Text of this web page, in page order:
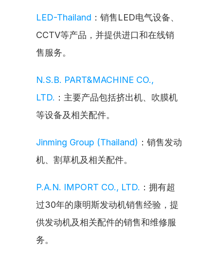
LED-Thailand ：销售LED电气设备、
CCTV等产品，并提供进口和在线销
售服务。
N.S.B. PART&MACHINE CO.,
LTD. ：主要产品包括挤出机、吹膜机
等设备及相关配件。
Jinming Group (Thailand) ：销售发动
机、割草机及相关配件。
P.A.N. IMPORT CO., LTD. ：拥有超
过30年的康明斯发动机销售经验，提
供发动机及相关配件的销售和维修服
务。